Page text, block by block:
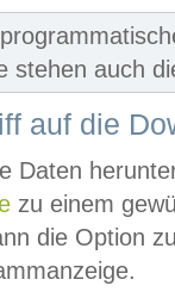
stehen auch
auf die
Daten
zu einem
die Option